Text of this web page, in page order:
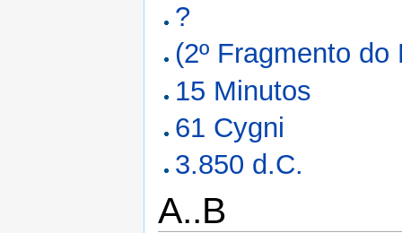
?
(2º Fragmento
15 Minutos
61 Cygni
3.850 d.C.
A..B